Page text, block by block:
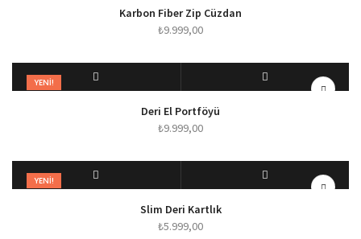
SEÇENEKLERKarbon Fiber Zip Cüzdan
₺9.999,00
YENI!
Deri El Portföyü
₺9.999,00
YENI!
Slim Deri Kartlık
₺5.999,00